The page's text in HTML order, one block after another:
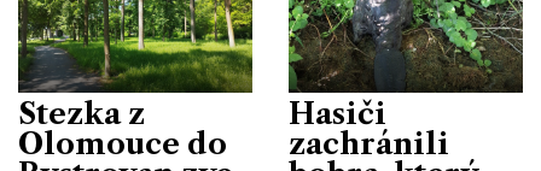
Stezka z
Olomouce do
Hasiči
zachránili